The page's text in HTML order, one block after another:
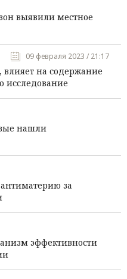
выявили местное
09 февраля 2023 / 21:17
на содержание
исследование
нашли
за
эффективности